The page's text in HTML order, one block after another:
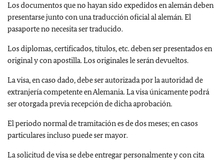
Los documentos que no hayan sido expedidos en alemán deben
presentarse junto con una traducción oficial al alemán. El
pasaporte no necesita ser traducido.
Los diplomas, certificados, títulos, etc. deben ser presentados en
original y con apostilla. Los originales le serán devueltos.
La visa, en caso dado, debe ser autorizada por la autoridad de
extranjería competente en Alemania. La visa únicamente podrá
ser otorgada previa recepción de dicha aprobación.
El periodo normal de tramitación es de dos meses; en casos
particulares incluso puede ser mayor.
La solicitud de visa se debe entregar personalmente y con cita